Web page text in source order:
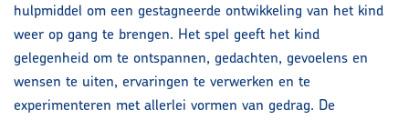
hulpmiddel om een gestagneerde ontwikkeling van het kind
weer op gang te brengen. Het spel geeft het kind
gelegenheid om te ontspannen, gedachten, gevoelens en
wensen te uiten, ervaringen te verwerken en te
experimenteren met allerlei vormen van gedrag. De